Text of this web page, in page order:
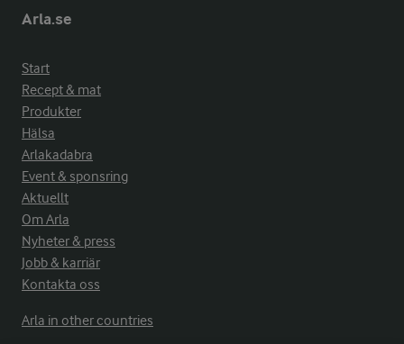
Arla.se
Start
Recept & mat
Produkter
Hälsa
Arlakadabra
Event & sponsring
Aktuellt
Om Arla
Nyheter & press
Jobb & karriär
Kontakta oss
Arla in other countries